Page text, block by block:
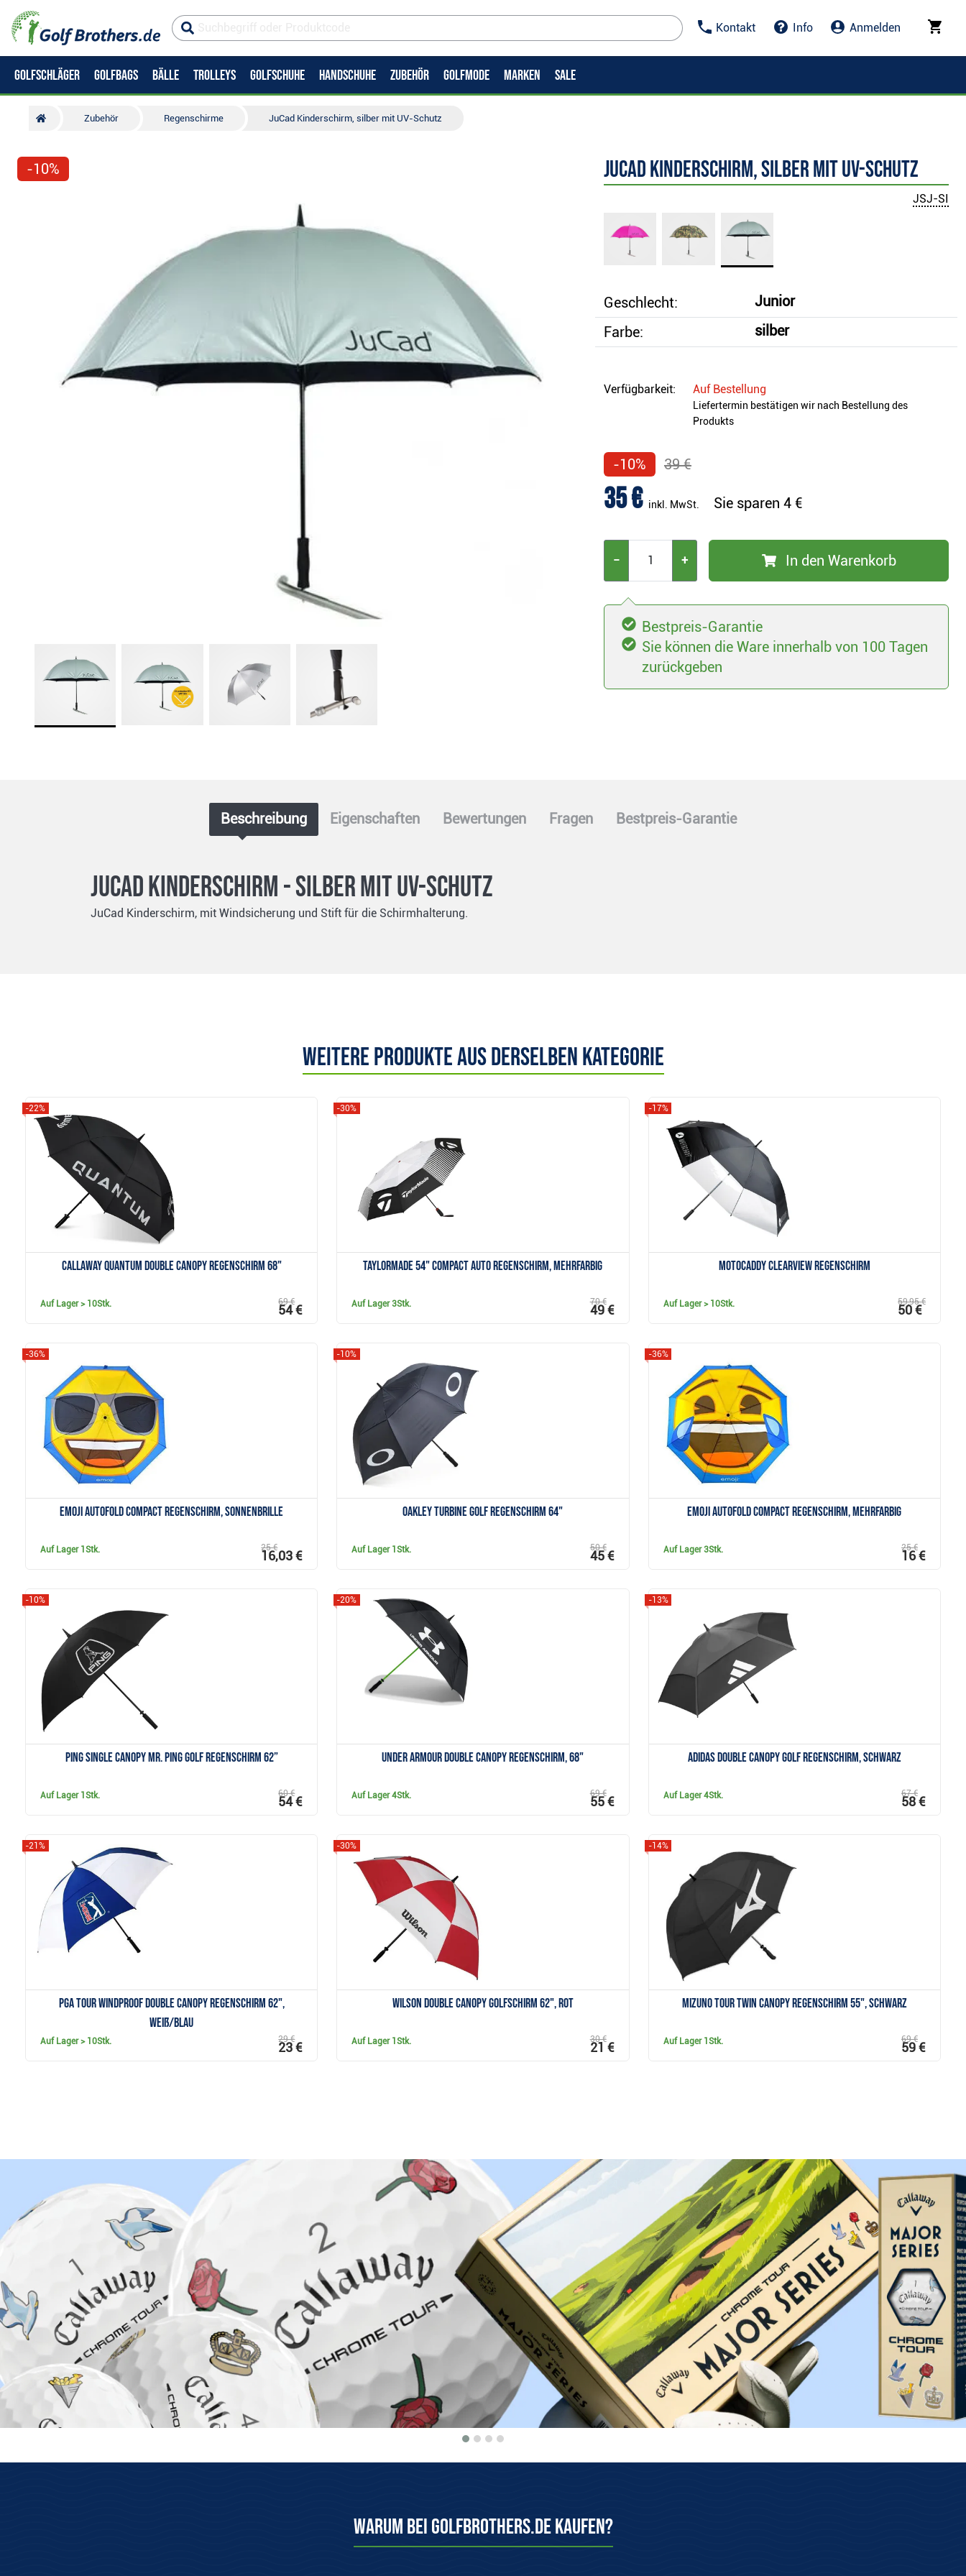
Kontakt Info Anmelden
GOLFSCHLÄGER GOLFBAGS BÄLLE TROLLEYS GOLFSCHUHE HANDSCHUHE ZUBEHÖR GOLFMODE MARKEN SALE
Zubehör Regenschirme JuCad Kinderschirm, silber mit UV-Schutz
-10% JuCad Kinderschirm, silber mit UV-Schutz
JSJ-SI
Geschlecht:
Junior
Farbe:
silber
Verfügbarkeit: Auf Bestellung
Liefertermin bestätigen wir nach Bestellung des
Produkts
-10% 39 €
35 € inkl. MwSt. Sie sparen 4 €
− + In den Warenkorb
Bestpreis-Garantie
Sie können die Ware innerhalb von 100 Tagen
zurückgeben
Beschreibung Eigenschaften Bewertungen Fragen Bestpreis-Garantie
JuCad Kinderschirm - silber mit UV-Schutz
JuCad Kinderschirm, mit Windsicherung und Stift für die Schirmhalterung.
Weitere Produkte aus derselben Kategorie
Callaway QUANTUM Double Canopy Regenschirm 68"
-22%
Auf Lager> 10Stk. 69 €
54 €
TaylorMade 54" Compact Auto Regenschirm, mehrfarbig
-30%
Auf Lager3Stk. 70 €
49 €
Motocaddy Clearview Regenschirm
-17%
Auf Lager> 10Stk. 59,95 €
50 €
Emoji AutoFold Compact Regenschirm, Sonnenbrille
-36%
Auf Lager 1Stk. 25 €
16,03 €
Anzeigen
Oakley Turbine Golf Regenschirm 64"
-10%
Auf Lager 1Stk. 50 €
45 €
Anzeigen
Emoji AutoFold Compact Regenschirm, mehrfarbig
-36%
Auf Lager3Stk. 25 €
16 €
Anzeigen
Ping Single Canopy Mr. Ping Golf Regenschirm 62”
-10%
Auf Lager 1Stk. 60 €
54 €
Anzeigen
Under Armour Double Canopy Regenschirm, 68"
-20%
Auf Lager4Stk. 69 €
55 €
Adidas Double Canopy Golf Regenschirm, schwarz
-13%
Auf Lager4Stk. 67 €
58 €
Anzeigen
PGA Tour Windproof Double Canopy Regenschirm 62",
weiß/blau
-21%
Auf Lager> 10Stk. 29 €
23 €
Anzeigen
Wilson Double Canopy Golfschirm 62", rot
-30%
Auf Lager 1Stk. 30 €
21 €
Mizuno Tour Twin Canopy Regenschirm 55", schwarz
-14%
Auf Lager 1Stk. 69 €
59 €
Anzeigen
Warum bei Golfbrothers.de kaufen?
auf Lager ist wirklich auf Lager
Wir haben unsere eigenen Lager mit
Herkunftsgarantie
Wir bieten nur Originalware aus
100 Tage kostenlose Rückgabe
Einfach & kostenlos über das GLS
Schnelle Lieferung
Kostenloser Versand ab 69€